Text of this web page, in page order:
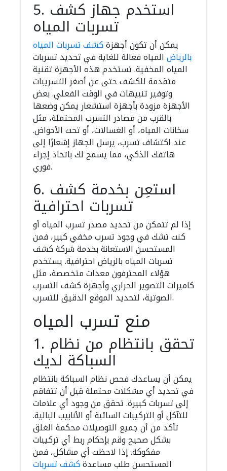
5. استخدم جهاز كشف
تسربات المياه
يمكن أن تكون أجهزةكشف تسربات المياه
بالرياضالمياه فعالة للغاية في تحديد تسربات
المياه المخفية. تستخدم هذه الأجهزة تقنية
متقدمة للكشف حتى عن أصغر التسريبات
وتوفير تنبيهات في الوقت الفعلي. بعض
الأجهزة مزودة بأجهزة استشعار يمكن وضعها
بالقرب من مصادر التسرب المحتملة، مثل
سخانات المياه، أو الغسالات، أو تحت الأحواض.
عند اكتشاف تسرب، يرسل الجهاز إشعارًا إلى
هاتفك الذكي، مما يسمح لك باتخاذ إجراء
فوري.
6. استعِن بخدمة كشف
تسربات احترافية
إذا لم تتمكن من تحديد مصدر تسرب المياه أو
كنت تشك في وجود تسرب مخفي كبير، فمن
المستحسن الاستعانة بخدمة شركة كشف
تسربات المياه بالرياض احترافية. يستخدم
هؤلاء المحترفون معدات متخصصة، مثل
كاميرات التصوير الحراري وأجهزة كشف التسرب
الصوتية، لتحديد الموقع الدقيق للتسرب.
منع تسرب المياه
1. تحقق بانتظام من نظام
السباكة لديك
يمكن أن يساعدك فحص نظام السباكة بانتظام
في تحديد أي مشكلات محتملة قبل أن تتفاقم
إلى تسربات كبيرة. تحقق من وجود أي علامات
للتآكل أو التركيبات السائبة أو الأنابيب البالية.
تأكد من أن جميع التوصيلات محكمة الغلق
بشكل صحيح وقم بإحكام ربط أي تركيبات
مفكوكة. إذا لاحظت أي مشاكل، فمن
المستحسن طلب مساعدةكشف تسربات